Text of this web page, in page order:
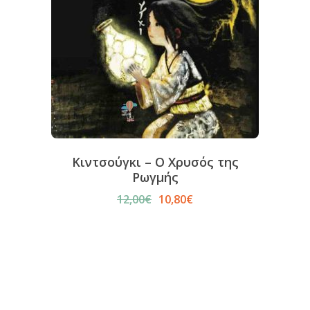
Κιντσούγκι – Ο Χρυσός της
Ρωγμής
12,00€ Original
10,80€
Η